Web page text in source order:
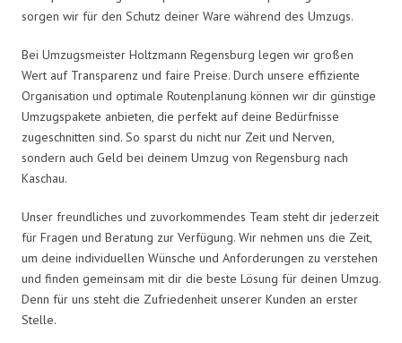
sorgen wir für den Schutz deiner Ware während des Umzugs.
Bei Umzugsmeister Holtzmann Regensburg legen wir großen
Wert auf Transparenz und faire Preise. Durch unsere effiziente
Organisation und optimale Routenplanung können wir dir günstige
Umzugspakete anbieten, die perfekt auf deine Bedürfnisse
zugeschnitten sind. So sparst du nicht nur Zeit und Nerven,
sondern auch Geld bei deinem Umzug von Regensburg nach
Kaschau.
Unser freundliches und zuvorkommendes Team steht dir jederzeit
für Fragen und Beratung zur Verfügung. Wir nehmen uns die Zeit,
um deine individuellen Wünsche und Anforderungen zu verstehen
und finden gemeinsam mit dir die beste Lösung für deinen Umzug.
Denn für uns steht die Zufriedenheit unserer Kunden an erster
Stelle.